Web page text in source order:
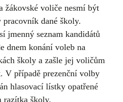
žákovské voliče nesmí být
dané školy.
jmenný seznam kandidátů
dnem konání voleb na
školy a zašle jej voličům
V případě prezenční volby
hlasovací lístky opatřené
razítka školy.